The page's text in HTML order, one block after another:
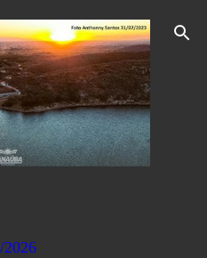
principal
2026